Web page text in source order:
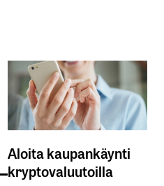
Aloita kaupankäynti
kryptovaluutoilla